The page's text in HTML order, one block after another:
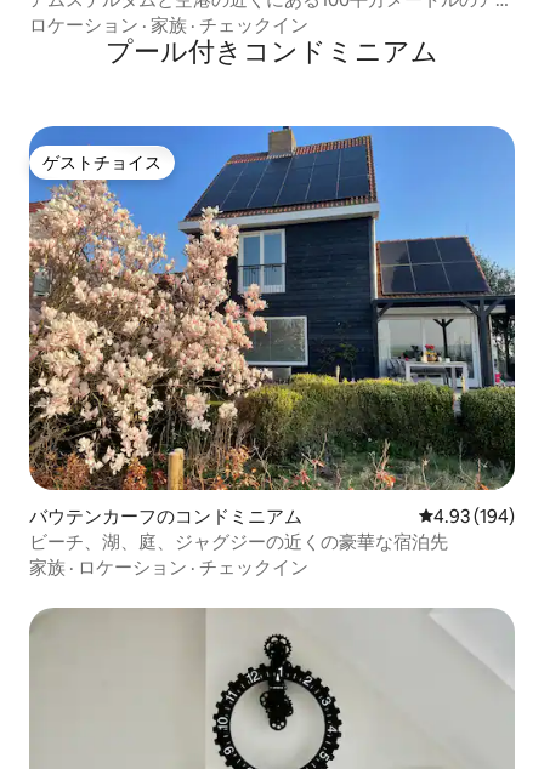
ート！
ロケーション · 家族 · チェックイン
プール付きコンドミニアム
ゲストチョイス
ゲストチョイス
バウテンカーフのコンドミニアム レビュー194
4.93 (194)
ビーチ、湖、庭、ジャグジーの近くの豪華な宿泊先
家族 · ロケーション · チェックイン